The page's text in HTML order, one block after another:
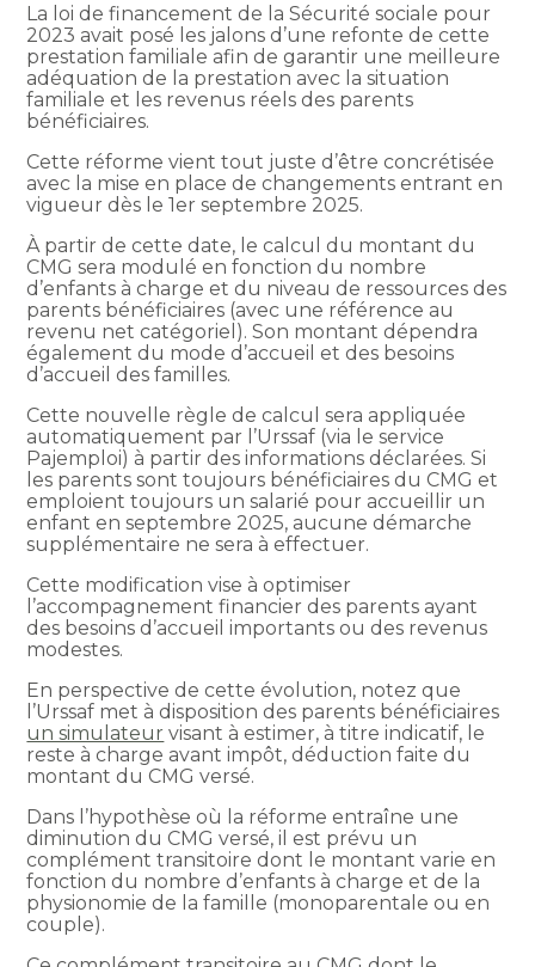
La loi de financement de la Sécurité sociale pour
2023 avait posé les jalons d’une refonte de cette
prestation familiale afin de garantir une meilleure
adéquation de la prestation avec la situation
familiale et les revenus réels des parents
bénéficiaires.
Cette réforme vient tout juste d’être concrétisée
avec la mise en place de changements entrant en
vigueur dès le 1er septembre 2025.
À partir de cette date, le calcul du montant du
CMG sera modulé en fonction du nombre
d’enfants à charge et du niveau de ressources des
parents bénéficiaires (avec une référence au
revenu net catégoriel). Son montant dépendra
également du mode d’accueil et des besoins
d’accueil des familles.
Cette nouvelle règle de calcul sera appliquée
automatiquement par l’Urssaf (via le service
Pajemploi) à partir des informations déclarées. Si
les parents sont toujours bénéficiaires du CMG et
emploient toujours un salarié pour accueillir un
enfant en septembre 2025, aucune démarche
supplémentaire ne sera à effectuer.
Cette modification vise à optimiser
l’accompagnement financier des parents ayant
des besoins d’accueil importants ou des revenus
modestes.
En perspective de cette évolution, notez que
l’Urssaf met à disposition des parents bénéficiaires
un simulateur visant à estimer, à titre indicatif, le
reste à charge avant impôt, déduction faite du
montant du CMG versé.
Dans l’hypothèse où la réforme entraîne une
diminution du CMG versé, il est prévu un
complément transitoire dont le montant varie en
fonction du nombre d’enfants à charge et de la
physionomie de la famille (monoparentale ou en
couple).